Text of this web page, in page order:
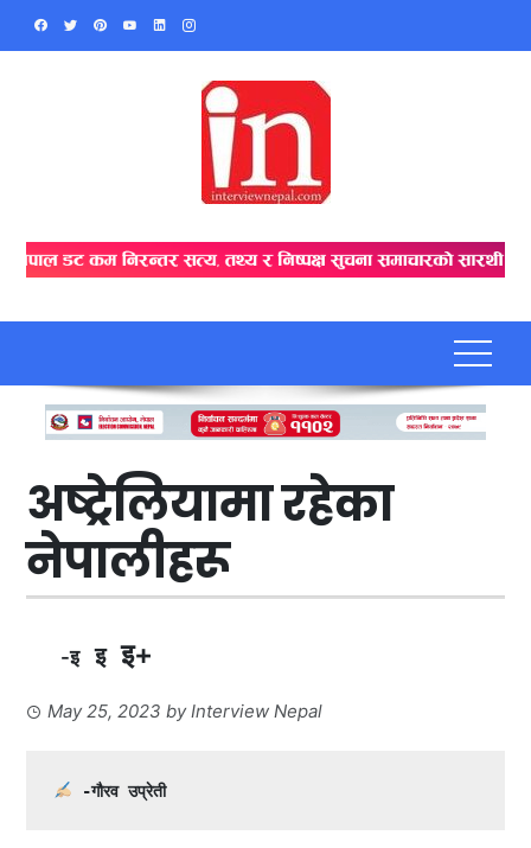
Skip
अष्ट्रेलियामा रहेका
नेपालीहरू
-इ इ इ+
May 25, 2023 byInterview Nepal
-गौरव उप्रेती